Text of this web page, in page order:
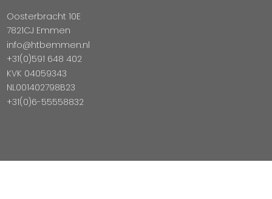
Oosterbracht 10E
7821CJ Emmen
info@htbemmen.nl
+31(0)591 648 402
KVK 04059343
NL001402798B23
+31(0)6-55558832